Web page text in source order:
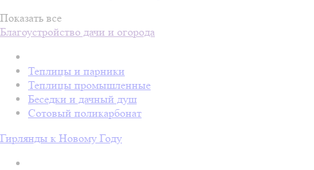
Показать все
Благоустройство дачи и огорода
Теплицы и парники
Теплицы промышленные
Беседки и дачный душ
Сотовый поликарбонат
Гирлянды к Новому Году